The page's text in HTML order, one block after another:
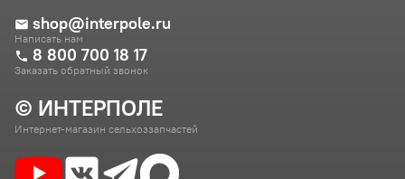
© ИНТЕРПОЛЕ
Интернет-магазин сельхоззапчастей
shop@interpole.ru
Написать нам
8 800 700 18 17
Заказать обратный звонок